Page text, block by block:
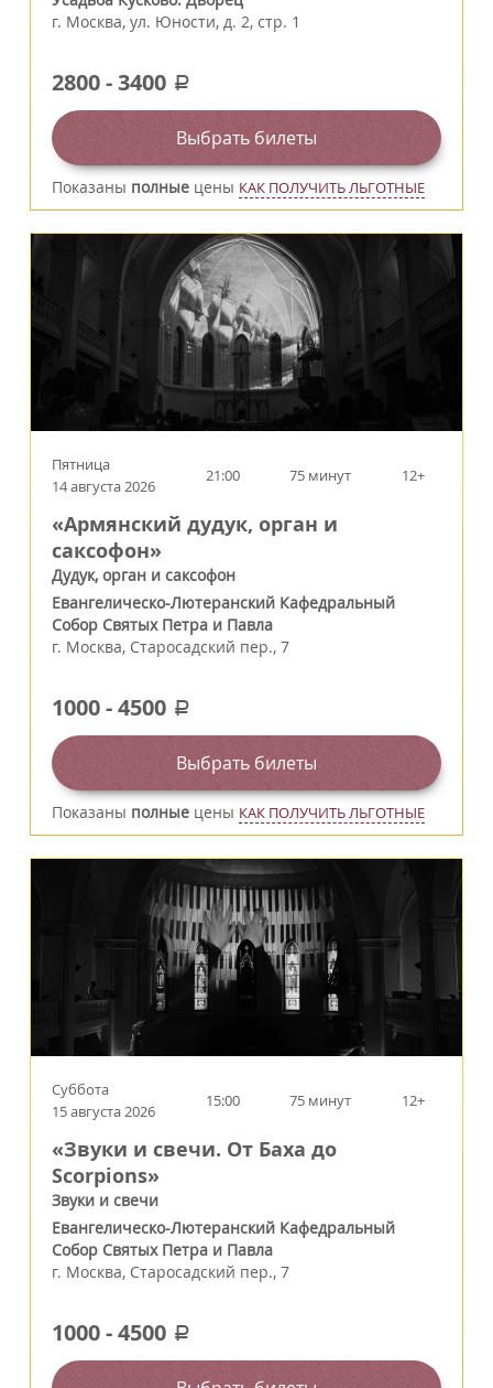
г. Москва, ул. Юности, д. 2, стр. 1
2800-3400 a
Выбрать билеты
Показаны полные цены КАК ПОЛУЧИТЬ ЛЬГОТНЫЕ
Пятница
14 августа 2026
21:00 75 минут 12+
«Армянский дудук, орган и
саксофон»
Дудук, орган и саксофон
Евангелическо-Лютеранский Кафедральный
Собор Святых Петра и Павла
г. Москва, Старосадский пер., 7
1000-4500 a
Выбрать билеты
Показаны полные цены КАК ПОЛУЧИТЬ ЛЬГОТНЫЕ
Суббота
15 августа 2026
15:00 75 минут 12+
«Звуки и свечи. От Баха до
Scorpions»
Звуки и свечи
Евангелическо-Лютеранский Кафедральный
Собор Святых Петра и Павла
г. Москва, Старосадский пер., 7
1000-4500 a